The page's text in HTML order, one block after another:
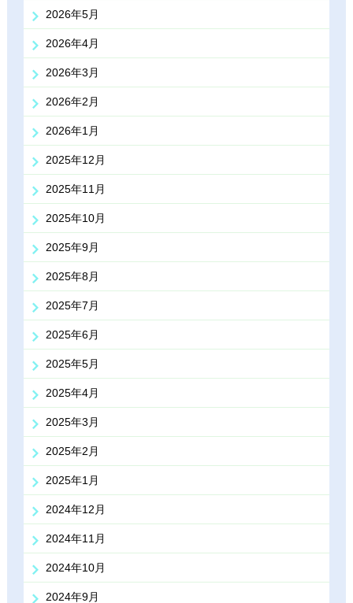
2026年5月
2026年4月
2026年3月
2026年2月
2026年1月
2025年12月
2025年11月
2025年10月
2025年9月
2025年8月
2025年7月
2025年6月
2025年5月
2025年4月
2025年3月
2025年2月
2025年1月
2024年12月
2024年11月
2024年10月
2024年9月